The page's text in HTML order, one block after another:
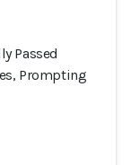
Passed
Prompting